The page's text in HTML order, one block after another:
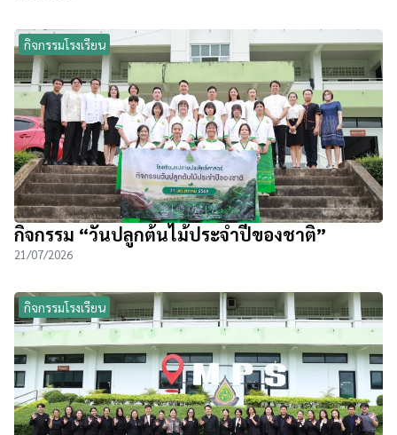
กิจกรรมโรงเรียน
กิจกรรม “วันปลูกต้นไม้ประจำปีของชาติ”
21/07/2026
กิจกรรมโรงเรียน